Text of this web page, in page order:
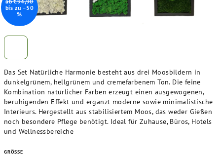
Das Set Natürliche Harmonie besteht aus drei Moosbildern in
dunkelgrünem, hellgrünem und cremefarbenem Ton. Die feine
Kombination natürlicher Farben erzeugt einen ausgewogenen,
beruhigenden Effekt und ergänzt moderne sowie minimalistische
Interieurs. Hergestellt aus stabilisiertem Moos, das weder Gießen
noch besondere Pflege benötigt. Ideal für Zuhause, Büros, Hotels
und Wellnessbereiche
GRÖSSE
bis zu –50
%